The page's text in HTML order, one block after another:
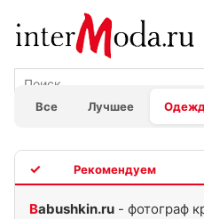
Все Лучшее
Babushkin.ru - фотограф